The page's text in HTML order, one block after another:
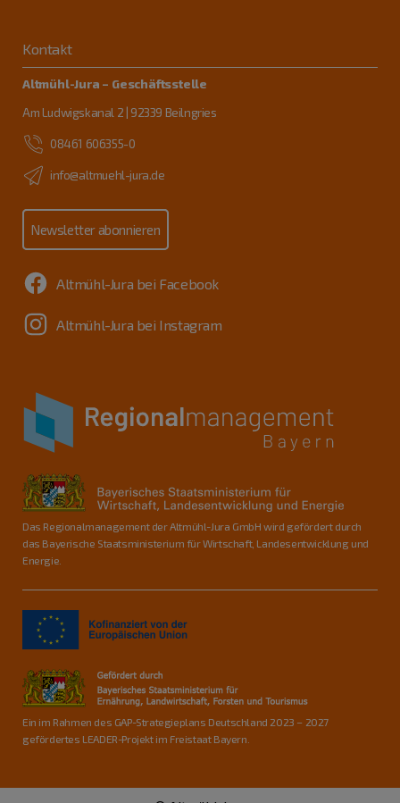
Kontakt
Altmühl-Jura – Geschäftsstelle
Am Ludwigskanal 2 | 92339 Beilngries
08461 606355-0
info@altmuehl-jura.de
Newsletter abonnieren
Altmühl-Jura bei Facebook
Altmühl-Jura bei Instagram
Das Regionalmanagement der Altmühl-Jura GmbH wird gefördert durch
das Bayerische Staatsministerium für Wirtschaft, Landesentwicklung und
Energie.
Ein im Rahmen des GAP-Strategieplans Deutschland 2023 – 2027
gefördertes LEADER-Projekt im Freistaat Bayern.